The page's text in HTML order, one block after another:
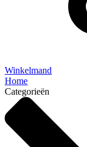
Winkelmand
Home
Categorieën